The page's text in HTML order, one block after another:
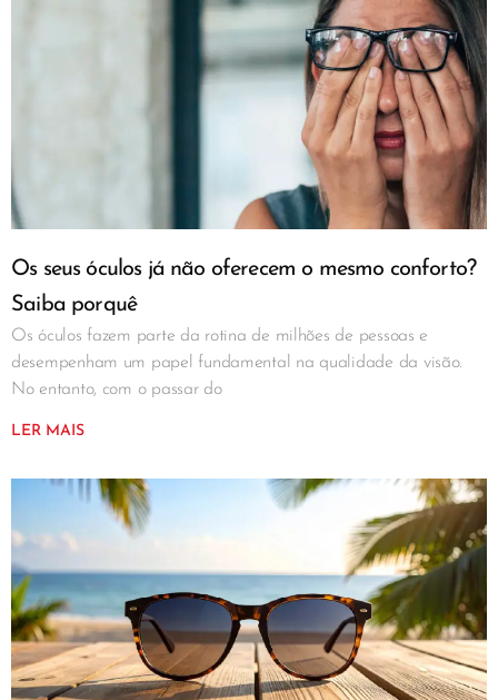
Os seus óculos já não oferecem o mesmo conforto?
Saiba porquê
Os óculos fazem parte da rotina de milhões de pessoas e
desempenham um papel fundamental na qualidade da visão.
No entanto, com o passar do
LER MAIS